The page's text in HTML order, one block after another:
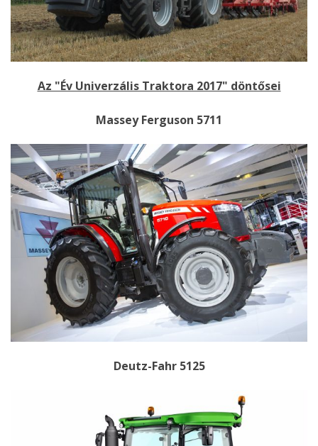
Az "Év Univerzális Traktora 2017" döntősei
Massey Ferguson 5711
Deutz-Fahr 5125